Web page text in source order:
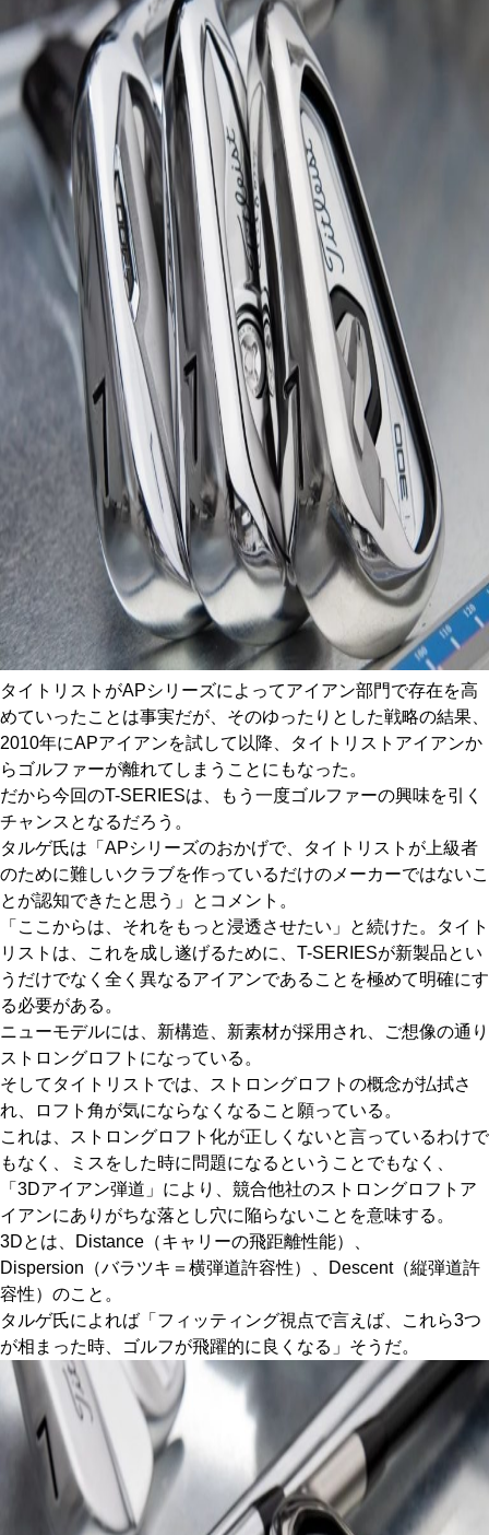
タイトリストがAPシリーズによってアイアン部門で存在を高
めていったことは事実だが、そのゆったりとした戦略の結果、
2010年にAPアイアンを試して以降、タイトリストアイアンか
らゴルファーが離れてしまうことにもなった。
だから今回のT-SERIESは、もう一度ゴルファーの興味を引く
チャンスとなるだろう。
タルゲ氏は「APシリーズのおかげで、タイトリストが上級者
のために難しいクラブを作っているだけのメーカーではないこ
とが認知できたと思う」とコメント。
「ここからは、それをもっと浸透させたい」と続けた。タイト
リストは、これを成し遂げるために、T-SERIESが新製品とい
うだけでなく全く異なるアイアンであることを極めて明確にす
る必要がある。
ニューモデルには、新構造、新素材が採用され、ご想像の通り
ストロングロフトになっている。
そしてタイトリストでは、ストロングロフトの概念が払拭さ
れ、ロフト角が気にならなくなること願っている。
これは、ストロングロフト化が正しくないと言っているわけで
もなく、ミスをした時に問題になるということでもなく、
「3Dアイアン弾道」により、競合他社のストロングロフトア
イアンにありがちな落とし穴に陥らないことを意味する。
3Dとは、Distance（キャリーの飛距離性能）、
Dispersion（バラツキ＝横弾道許容性）、Descent（縦弾道許
容性）のこと。
タルゲ氏によれば「フィッティング視点で言えば、これら3つ
が相まった時、ゴルフが飛躍的に良くなる」そうだ。